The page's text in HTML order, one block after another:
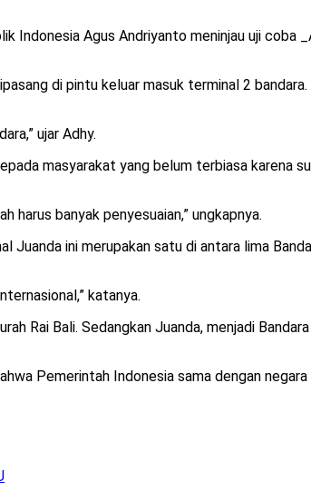
Indonesia Agus Andriyanto meninjau uji coba
di pintu keluar masuk terminal 2 bandara.
ujar Adhy.
masyarakat yang belum terbiasa karena
harus banyak penyesuaian,” ungkapnya.
ini merupakan satu di antara lima
katanya.
Rai Bali. Sedangkan Juanda, menjadi
Pemerintah Indonesia sama dengan negara